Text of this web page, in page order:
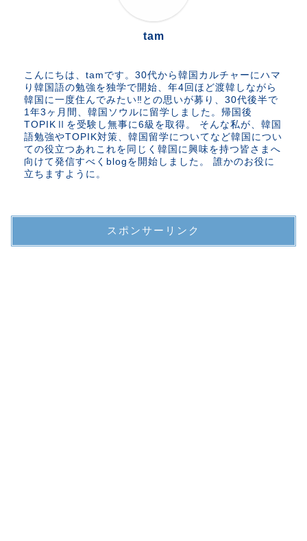
tam
こんにちは、tamです。30代から韓国カルチャーにハマ
り韓国語の勉強を独学で開始、年4回ほど渡韓しながら
韓国に一度住んでみたい‼︎との思いが募り、30代後半で
1年3ヶ月間、韓国ソウルに留学しました。帰国後
TOPIKⅡを受験し無事に6級を取得。 そんな私が、韓国
語勉強やTOPIK対策、韓国留学についてなど韓国につい
ての役立つあれこれを同じく韓国に興味を持つ皆さまへ
向けて発信すべくblogを開始しました。 誰かのお役に
立ちますように。
スポンサーリンク